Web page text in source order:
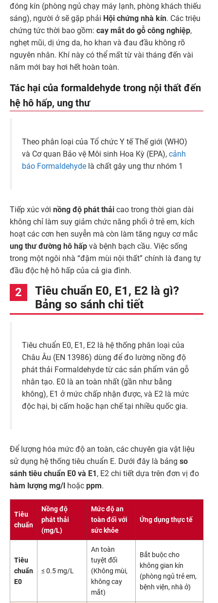
đóng kín (phòng ngủ chạy máy lạnh, phòng khách thiếu
sáng), người ở sẽ gặp phải Hội chứng nhà kín. Các triệu
chứng tức thời bao gồm: cay mắt do gỗ công nghiệp,
nghẹt mũi, dị ứng da, ho khan và đau đầu không rõ
nguyên nhân. Khí này có thể mất từ vài tháng đến vài
năm mới bay hơi hết hoàn toàn.
Tác hại của formaldehyde trong nội thất đến
hệ hô hấp, ung thư
Theo phân loại của Tổ chức Y tế Thế giới (WHO)
và Cơ quan Bảo vệ Môi sinh Hoa Kỳ (EPA), cảnh
báo Formaldehyde là chất gây ung thư nhóm 1
Tiếp xúc với nồng độ phát thải cao trong thời gian dài
không chỉ làm suy giảm chức năng phổi ở trẻ em, kích
hoạt các cơn hen suyễn mà còn làm tăng nguy cơ mắc
ung thư đường hô hấp và bệnh bạch cầu. Việc sống
trong một ngôi nhà “đậm mùi nội thất” chính là đang tự
đầu độc hệ hô hấp của cả gia đình.
Tiêu chuẩn E0, E1, E2 là gì?
Bảng so sánh chi tiết
Tiêu chuẩn E0, E1, E2 là hệ thống phân loại của
Châu Âu (EN 13986) dùng để đo lường nồng độ
phát thải Formaldehyde từ các sản phẩm ván gỗ
nhân tạo. E0 là an toàn nhất (gần như bằng
không), E1 ở mức chấp nhận được, và E2 là mức
độc hại, bị cấm hoặc hạn chế tại nhiều quốc gia.
Để lượng hóa mức độ an toàn, các chuyên gia vật liệu
sử dụng hệ thống tiêu chuẩn E. Dưới đây là bảng so
sánh tiêu chuẩn E0 và E1 , E2 chi tiết dựa trên đơn vị đo
hàm lượng mg/l hoặc ppm.
Tiêu
chuẩn
Nồng độ
phát thải
(mg/L)
Mức độ an
toàn đối với
sức khỏe
Ứng dụng thực tế
Tiêu
chuẩn
E0
≤ 0.5 mg/L
An toàn
tuyệt đối
(Không mùi,
không cay
mắt)
Bắt buộc cho
không gian kín
(phòng ngủ trẻ em,
bệnh viện, nhà ở)